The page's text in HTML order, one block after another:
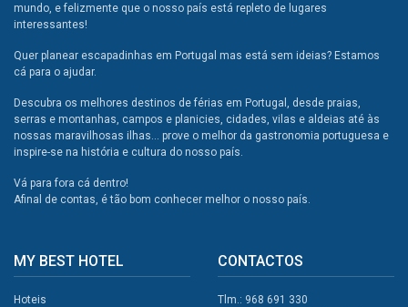
mundo, e felizmente que o nosso país está repleto de lugares
interessantes!
Quer planear escapadinhas em Portugal mas está sem ideias? Estamos
cá para o ajudar.
Descubra os melhores destinos de férias em Portugal, desde praias,
serras e montanhas, campos e planicies, cidades, vilas e aldeias até às
nossas maravilhosas ilhas... prove o melhor da gastronomia portuguesa e
inspire-se na história e cultura do nosso país.
Vá para fora cá dentro!
Afinal de contas, é tão bom conhecer melhor o nosso país.
MY BEST HOTEL
Hoteis
CONTACTOS
Tlm.: 968 691 330